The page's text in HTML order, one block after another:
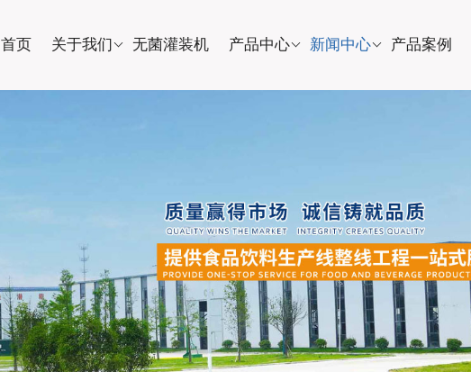
首页 关于我们 无菌灌装机 产品中心 新闻中心 产品案例